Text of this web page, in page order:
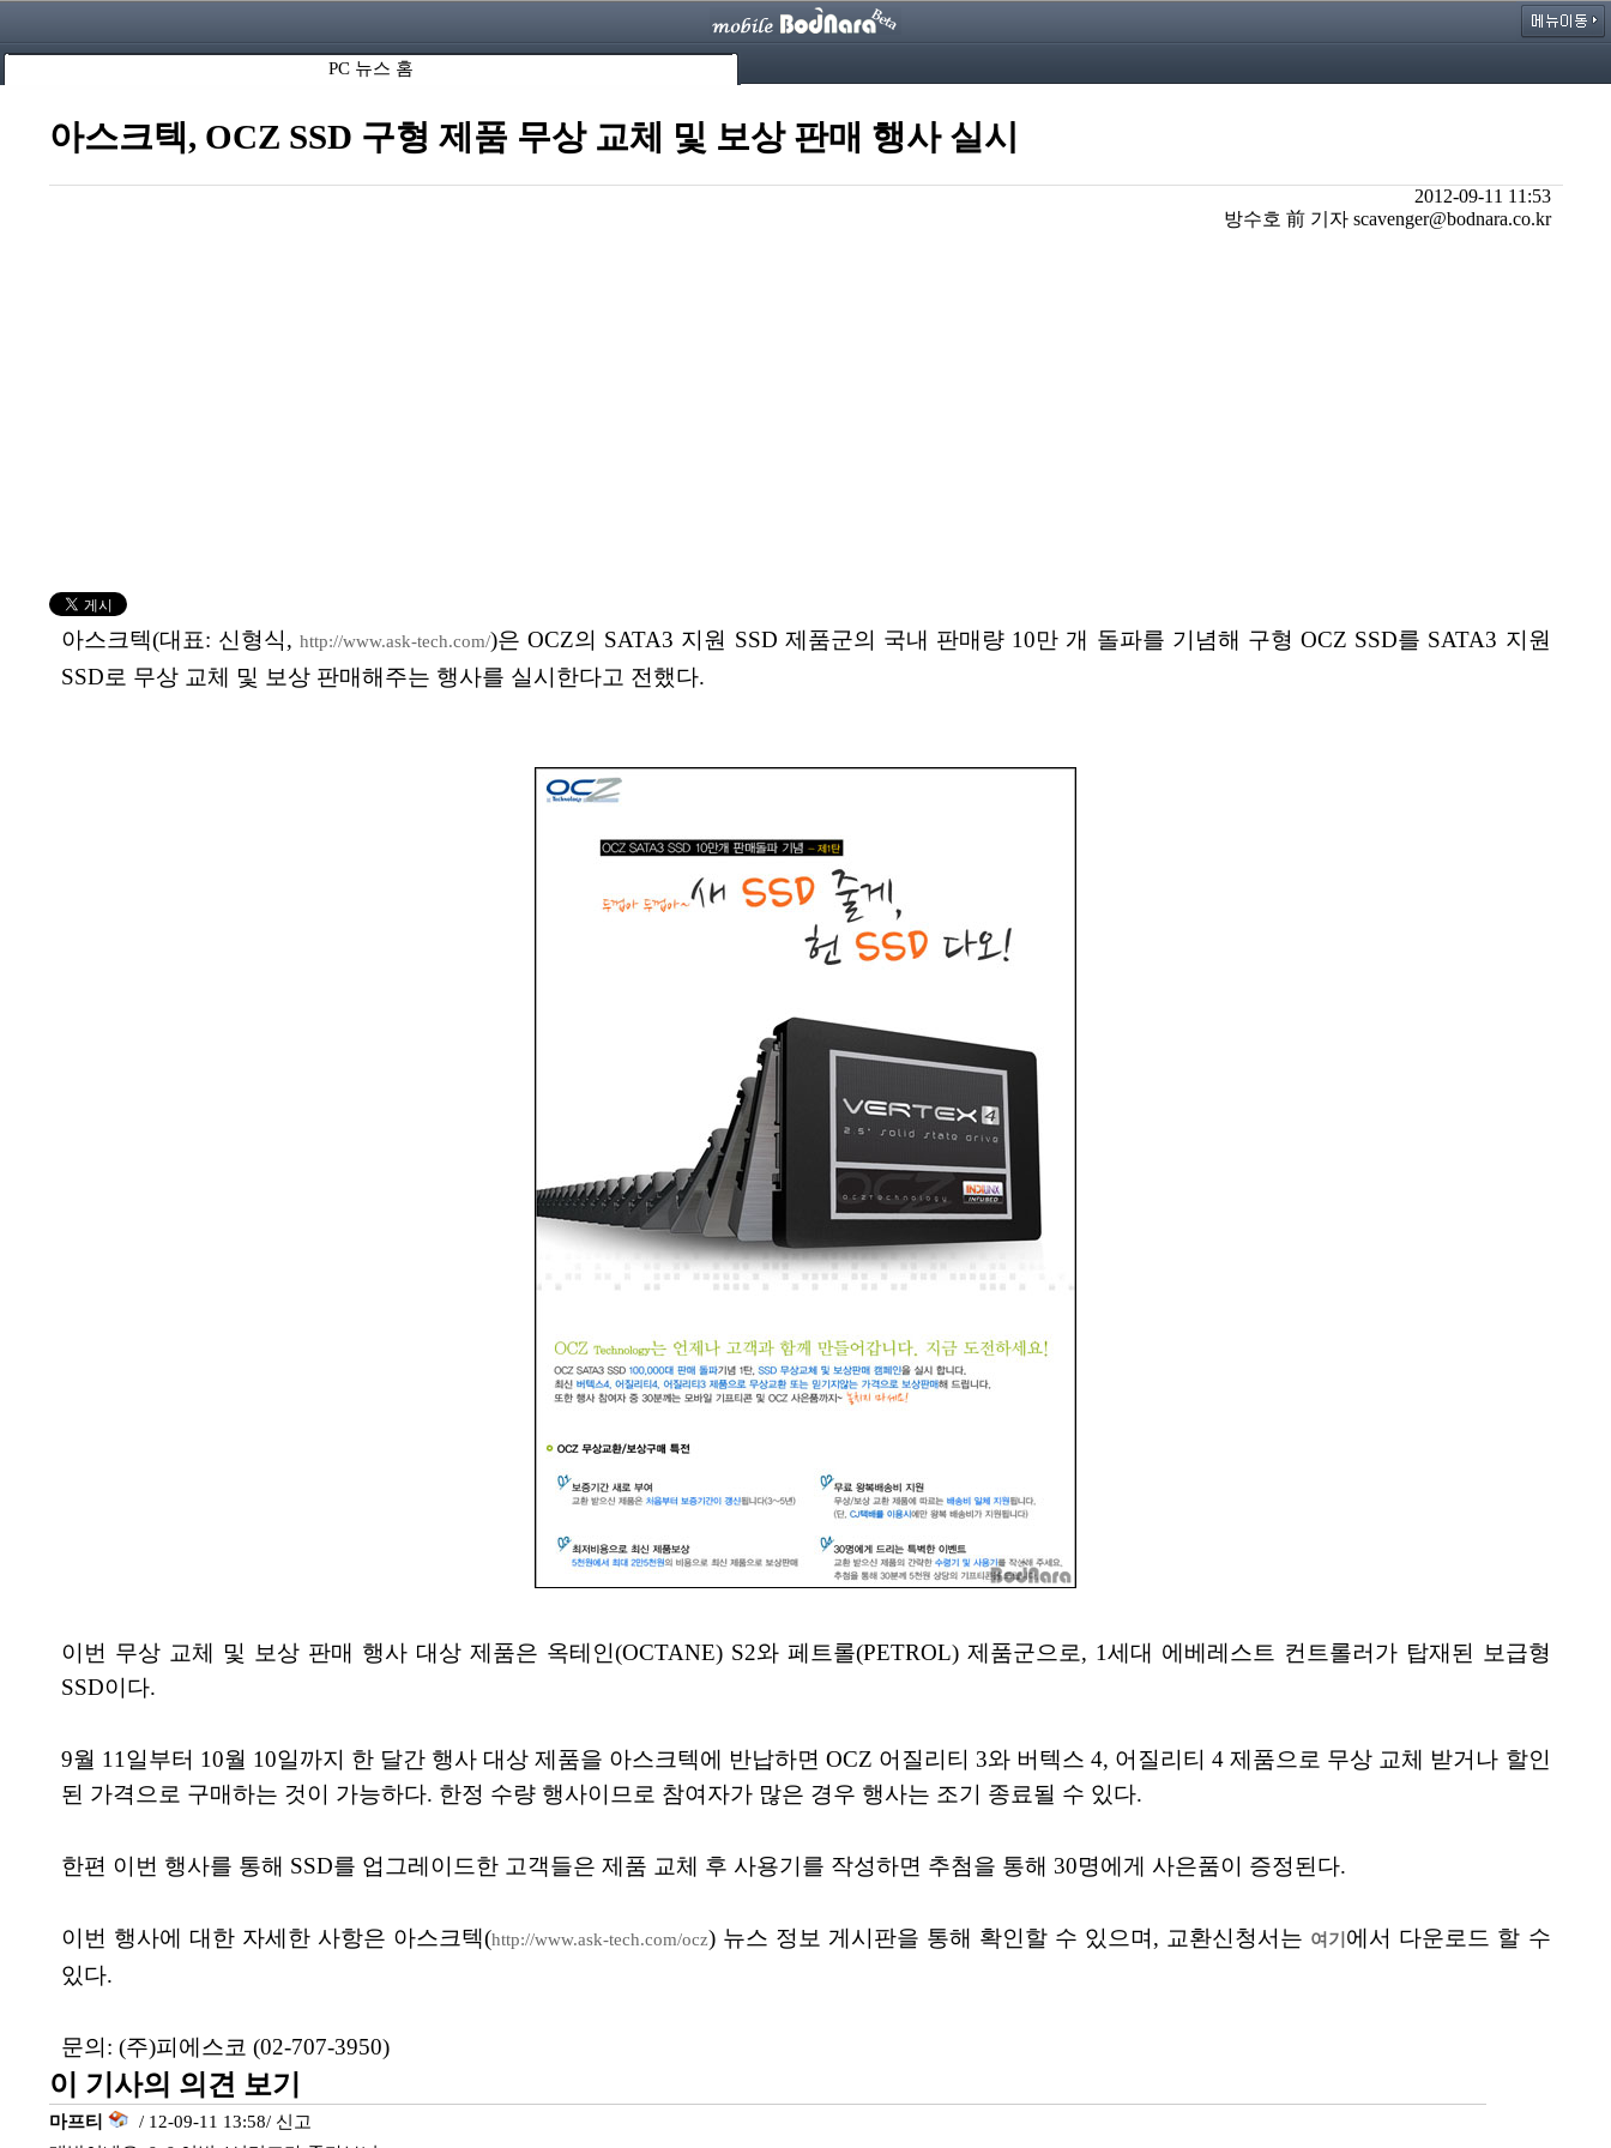
PC 뉴스 홈
아스크텍, OCZ SSD 구형 제품 무상 교체 및 보상 판매 행사 실시
2012-09-11 11:53
방수호 前 기자 scavenger@bodnara.co.kr
아스크텍(대표: 신형식, http://www.ask-tech.com/)은 OCZ의 SATA3 지원 SSD 제품군의 국내 판매량 10만 개 돌파를 기념해 구형 OCZ SSD를 SATA3 지원
SSD로 무상 교체 및 보상 판매해주는 행사를 실시한다고 전했다.
이번 무상 교체 및 보상 판매 행사 대상 제품은 옥테인(OCTANE) S2와 페트롤(PETROL) 제품군으로, 1세대 에베레스트 컨트롤러가 탑재된 보급형
SSD이다.
9월 11일부터 10월 10일까지 한 달간 행사 대상 제품을 아스크텍에 반납하면 OCZ 어질리티 3와 버텍스 4, 어질리티 4 제품으로 무상 교체 받거나 할인
된 가격으로 구매하는 것이 가능하다. 한정 수량 행사이므로 참여자가 많은 경우 행사는 조기 종료될 수 있다.
한편 이번 행사를 통해 SSD를 업그레이드한 고객들은 제품 교체 후 사용기를 작성하면 추첨을 통해 30명에게 사은품이 증정된다.
이번 행사에 대한 자세한 사항은 아스크텍(http://www.ask-tech.com/ocz) 뉴스 정보 게시판을 통해 확인할 수 있으며, 교환신청서는 여기 에서 다운로드 할 수
있다.
문의: (주)피에스코 (02-707-3950)
이 기사의 의견 보기
마프티 / 12-09-11 13:58/ 신고